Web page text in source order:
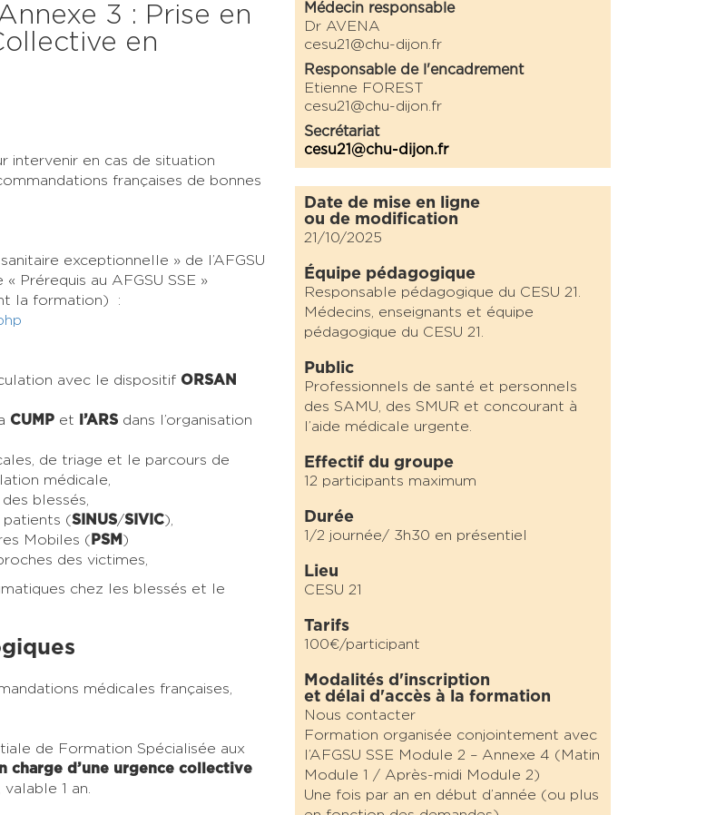
3 : Prise en
en
intervenir en cas de situation
françaises de bonnes
exceptionnelle » de l’AFGSU
Prérequis au AFGSU SSE »
la formation) :
avec le dispositif ORSAN
CUMP et l’ARS dans l’organisation
de triage et le parcours de
médicale,
blessés,
patients (SINUS/SIVIC),
Mobiles ( PSM )
des victimes,
chez les blessés et le
médicales françaises,
de Formation Spécialisée aux
charge d’une urgence collective
1 an.
Médecin responsable
Dr AVENA
cesu21@chu-dijon.fr
Responsable de l'encadrement
Etienne FOREST
cesu21@chu-dijon.fr
Secrétariat
cesu21@chu-dijon.fr
Date de mise en ligne
ou de modification
21/10/2025
Équipe pédagogique
Responsable pédagogique du CESU 21.
Médecins, enseignants et équipe
pédagogique du CESU 21.
Public
Professionnels de santé et personnels
des SAMU, des SMUR et concourant à
l’aide médicale urgente.
Effectif du groupe
12 participants maximum
Durée
1/2 journée/ 3h30 en présentiel
Lieu
CESU 21
Tarifs
100€/participant
Modalités d'inscription
et délai d'accès à la formation
Nous contacter
Formation organisée conjointement avec
l’AFGSU SSE Module 2 – Annexe 4 (Matin
Module 1 / Après-midi Module 2)
Une fois par an en début d’année (ou plus